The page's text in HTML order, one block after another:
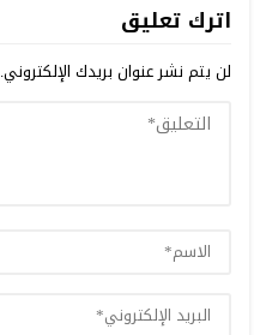
اترك تعليق
لن يتم نشر عنوان بريدك الإلكتروني.